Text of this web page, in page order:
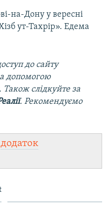
на-Дону у вересні
ут-Тахрір». Едема
до сайту
допомогою
Також слідкуйте за
. Рекомендуємо
додаток